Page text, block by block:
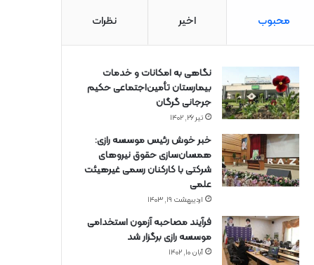
محبوب اخیر نظرات
نگاهی به امکانات و خدمات
بیمارستان تأمین‌اجتماعی حکیم
جرجانی گرگان
تیر ۲۶, ۱۴۰۲
خبر خوش رئیس موسسه رازی:
همسان‌سازی حقوق نیروهای
شرکتی با کارکنان رسمی غیرهیئت
علمی
اردیبهشت ۱۹, ۱۴۰۳
فرآیند مصاحبه آزمون استخدامی
موسسه رازی برگزار شد
آبان ۱۰, ۱۴۰۲